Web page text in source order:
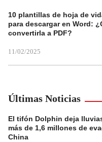
10 plantillas de hoja de
para descargar en Word:
convertirla a PDF?
11/02/2025
Últimas Noticias
El tifón Dolphin deja
más de 1,6 millones de
China